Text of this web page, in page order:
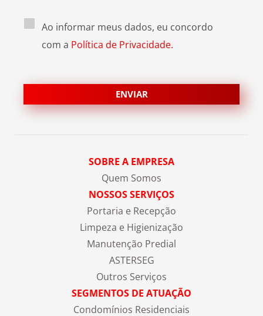
Ao informar meus dados, eu concordo
com a Política de Privacidade.
SOBRE A EMPRESA
Quem Somos
NOSSOS SERVIÇOS
Portaria e Recepção
Limpeza e Higienização
Manutenção Predial
ASTERSEG
Outros Serviços
SEGMENTOS DE ATUAÇÃO
Condomínios Residenciais